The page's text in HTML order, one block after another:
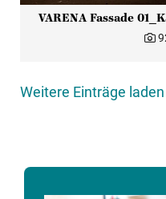
VARENA Fassade
Weitere Einträge laden